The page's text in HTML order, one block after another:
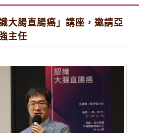
大腸直腸癌」講座，邀請亞
主任